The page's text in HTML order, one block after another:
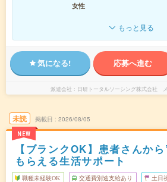
女性
もっと見る
気になる! 応募へ進む
派遣会社 日研トータルソーシング株式会社
未読
NEW
掲載日 2026/08/05
【ブランクOK】患者さんか
もらえる生活サポート
職種未経験OK 交通費別途支給あり 土日